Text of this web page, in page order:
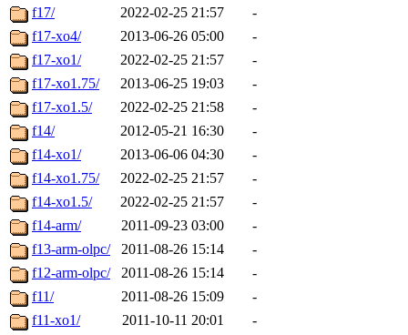
f17/
2022-02-25 21:57
-
f17-xo4/
2013-06-26 05:00
-
f17-xo1/
2022-02-25 21:57
-
f17-xo1.75/
2013-06-25 19:03
-
f17-xo1.5/
2022-02-25 21:58
-
f14/
2012-05-21 16:30
-
f14-xo1/
2013-06-06 04:30
-
f14-xo1.75/
2022-02-25 21:57
-
f14-xo1.5/
2022-02-25 21:57
-
f14-arm/
2011-09-23 03:00
-
f13-arm-olpc/
2011-08-26 15:14
-
f12-arm-olpc/
2011-08-26 15:14
-
f11/
2011-08-26 15:09
-
f11-xo1/
2011-10-11 20:01
-